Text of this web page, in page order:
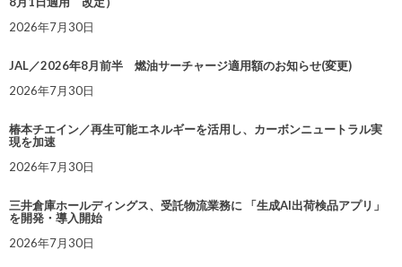
2026年7月30日
JAL／2026年8月前半 燃油サーチャージ適用額のお知らせ(変更)
2026年7月30日
椿本チエイン／再生可能エネルギーを活用し、カーボンニュートラル実
現を加速
2026年7月30日
三井倉庫ホールディングス、受託物流業務に 「生成AI出荷検品アプリ」
を開発・導入開始
2026年7月30日